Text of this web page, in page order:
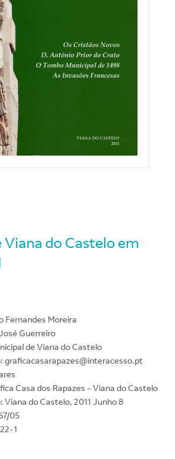
do Castelo em
Fernandes Moreira
Guerreiro
de Viana do Castelo
graficacasarapazes@interacesso.pt
Casa dos Rapazes - Viana do Castelo
Viana do Castelo, 2011 Junho 8
05
1